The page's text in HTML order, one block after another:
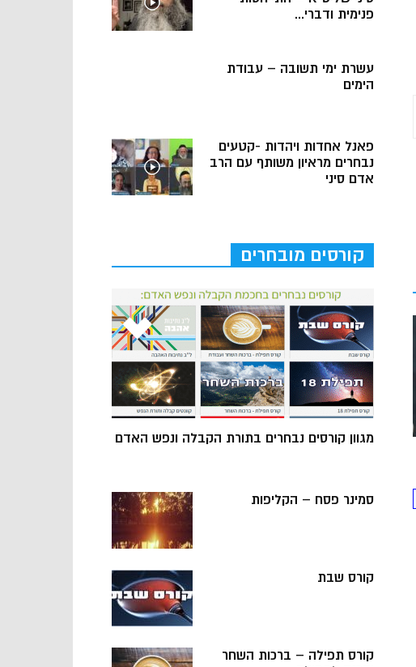
פנימית ודברי...
עשרת ימי תשובה – עבודת
הימים
פאנל אחדות ויהדות -קטעים
נבחרים מראיון משותף עם הרב
אדם סיני
קורסים מובחרים
מגוון קורסים נבחרים בתורת הקבלה ונפש האדם
סמינר פסח – הקליפות
קורס שבת
קורס תפילה – ברכות השחר